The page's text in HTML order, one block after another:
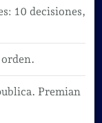
10 decisiones,
Premian